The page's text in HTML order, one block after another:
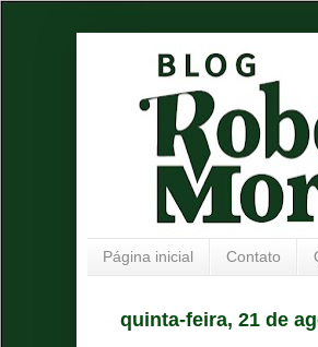
Página inicial Contato
quinta-feira, 21 de